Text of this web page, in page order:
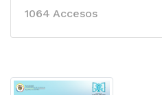
1064 Accesos